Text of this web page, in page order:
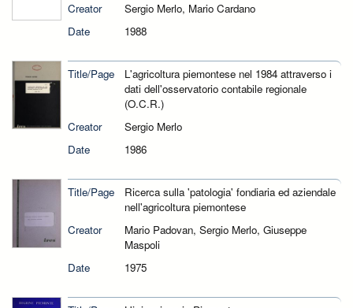
Creator
Sergio Merlo, Mario Cardano
Date
1988
Title/Page
L'agricoltura piemontese nel 1984 attraverso i
dati dell'osservatorio contabile regionale
(O.C.R.)
Creator
Sergio Merlo
Date
1986
Title/Page
Ricerca sulla 'patologia' fondiaria ed aziendale
nell'agricoltura piemontese
Creator
Mario Padovan, Sergio Merlo, Giuseppe
Maspoli
Date
1975